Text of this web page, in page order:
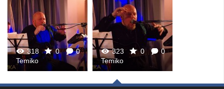
318 0
0
Temiko
323 0
0
Temiko